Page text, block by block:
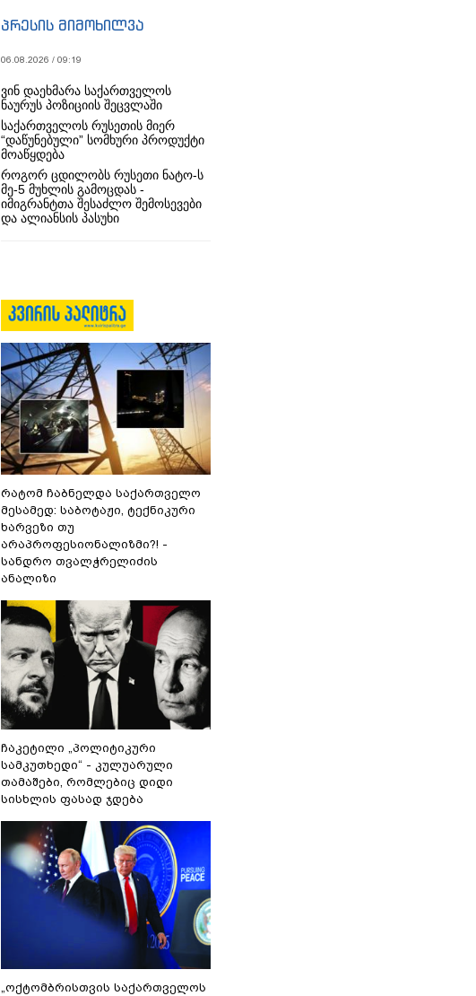
პრესის მიმოხილვა
06.08.2026 / 09:19
ვინ დაეხმარა საქართველოს
ნაურუს პოზიციის შეცვლაში
საქართველოს რუსეთის მიერ
“დაწუნებული” სომხური პროდუქტი
მოაწყდება
როგორ ცდილობს რუსეთი ნატო-ს
მე-5 მუხლის გამოცდას -
იმიგრანტთა შესაძლო შემოსევები
და ალიანსის პასუხი
რატომ ჩაბნელდა საქართველო
მესამედ: საბოტაჟი, ტექნიკური
ხარვეზი თუ
არაპროფესიონალიზმი?! -
სანდრო თვალჭრელიძის
ანალიზი
ჩაკეტილი „პოლიტიკური
სამკუთხედი“ - კულუარული
თამაშები, რომლებიც დიდი
სისხლის ფასად ჯდება
„ოქტომბრისთვის საქართველოს